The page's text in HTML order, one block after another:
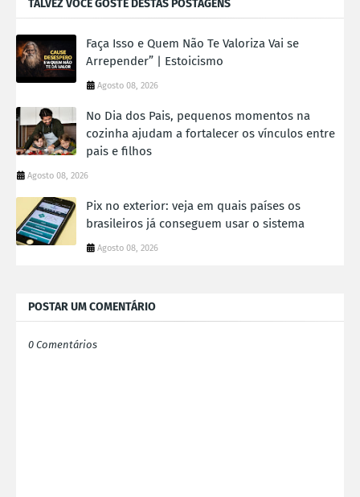
TALVEZ VOCÊ GOSTE DESTAS POSTAGENS
Faça Isso e Quem Não Te Valoriza Vai se
Arrepender” | Estoicismo
Agosto 08, 2026
No Dia dos Pais, pequenos momentos na
cozinha ajudam a fortalecer os vínculos entre
pais e filhos
Agosto 08, 2026
Pix no exterior: veja em quais países os
brasileiros já conseguem usar o sistema
Agosto 08, 2026
POSTAR UM COMENTÁRIO
0 Comentários